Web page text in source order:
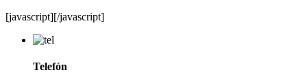
[javascript][/javascript]
Telefón